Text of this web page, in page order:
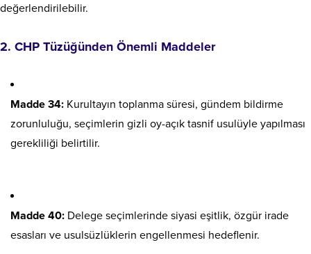
değerlendirilebilir.
2. CHP Tüzüğünden Önemli Maddeler
Madde 34: Kurultayın toplanma süresi, gündem bildirme
zorunluluğu, seçimlerin gizli oy-açık tasnif usulüyle yapılması
gerekliliği belirtilir.
Madde 40: Delege seçimlerinde siyasi eşitlik, özgür irade
esasları ve usulsüzlüklerin engellenmesi hedeflenir.